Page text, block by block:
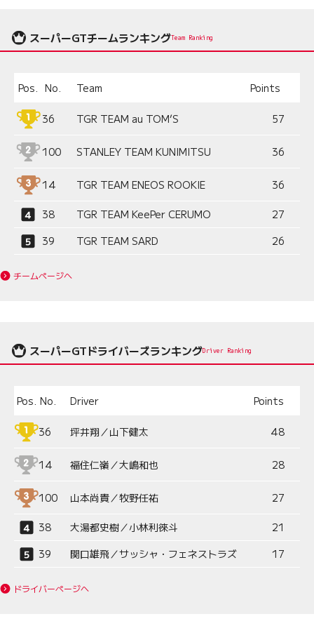
スーパーGTチームランキングTeam Ranking
Pos. No. Team Points
36 TGR TEAM au TOM’S 57
100 STANLEY TEAM KUNIMITSU 36
14 TGR TEAM ENEOS ROOKIE 36
38 TGR TEAM KeePer CERUMO
27
39
TGR TEAM SARD 26
チームページへ
スーパーGTドライバーズランキングDriver Ranking
Pos. No. Driver Points
36 坪井翔／山下健太 48
14 福住仁嶺／大嶋和也 28
100 山本尚貴／牧野任祐 27
38 大湯都史樹／小林利徠斗
21
39
関口雄飛／サッシャ・フェネストラズ 17
ドライバーページへ